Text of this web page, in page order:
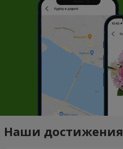
Наши достижения